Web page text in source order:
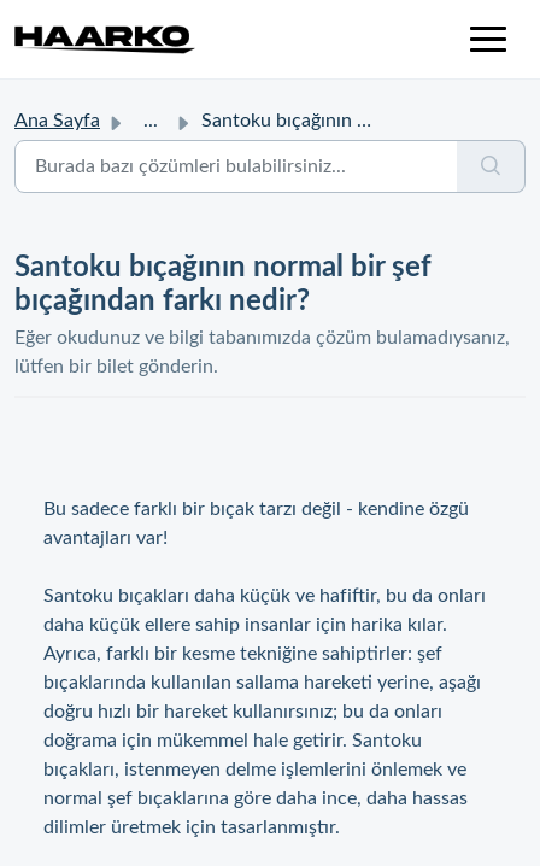
Ana Sayfa ... Santoku bıçağının normal bir şef bıçağından farkı nedir?
Santoku bıçağının normal bir şef
bıçağından farkı nedir?
Eğer okudunuz ve bilgi tabanımızda çözüm bulamadıysanız,
lütfen bir bilet gönderin.
Bu sadece farklı bir bıçak tarzı değil - kendine özgü
avantajları var!
Santoku bıçakları daha küçük ve hafiftir, bu da onları
daha küçük ellere sahip insanlar için harika kılar.
Ayrıca, farklı bir kesme tekniğine sahiptirler: şef
bıçaklarında kullanılan sallama hareketi yerine, aşağı
doğru hızlı bir hareket kullanırsınız; bu da onları
doğrama için mükemmel hale getirir. Santoku
bıçakları, istenmeyen delme işlemlerini önlemek ve
normal şef bıçaklarına göre daha ince, daha hassas
dilimler üretmek için tasarlanmıştır.